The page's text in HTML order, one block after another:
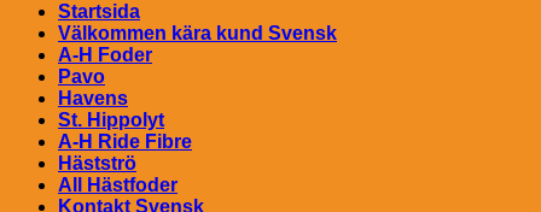
Startsida
Välkommen kära kund Svensk
A-H Foder
Pavo
Havens
St. Hippolyt
A-H Ride Fibre
Hästströ
All Hästfoder
Kontakt Svensk